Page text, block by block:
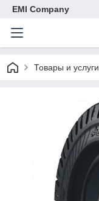
EMI Company
Товары и услуги